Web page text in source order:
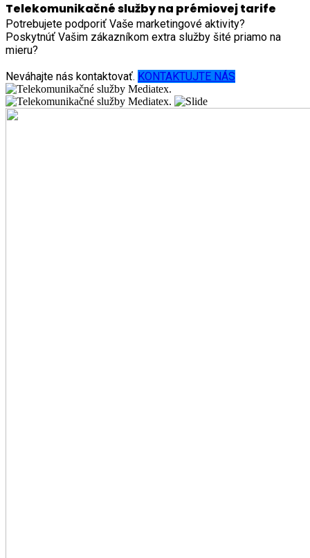
Telekomunikačné služby na prémiovej tarife
Potrebujete podporiť Vaše marketingové aktivity?
Poskytnúť Vašim zákazníkom extra služby šité priamo na
mieru?
Neváhajte nás kontaktovať. KONTAKTUJTE NÁS